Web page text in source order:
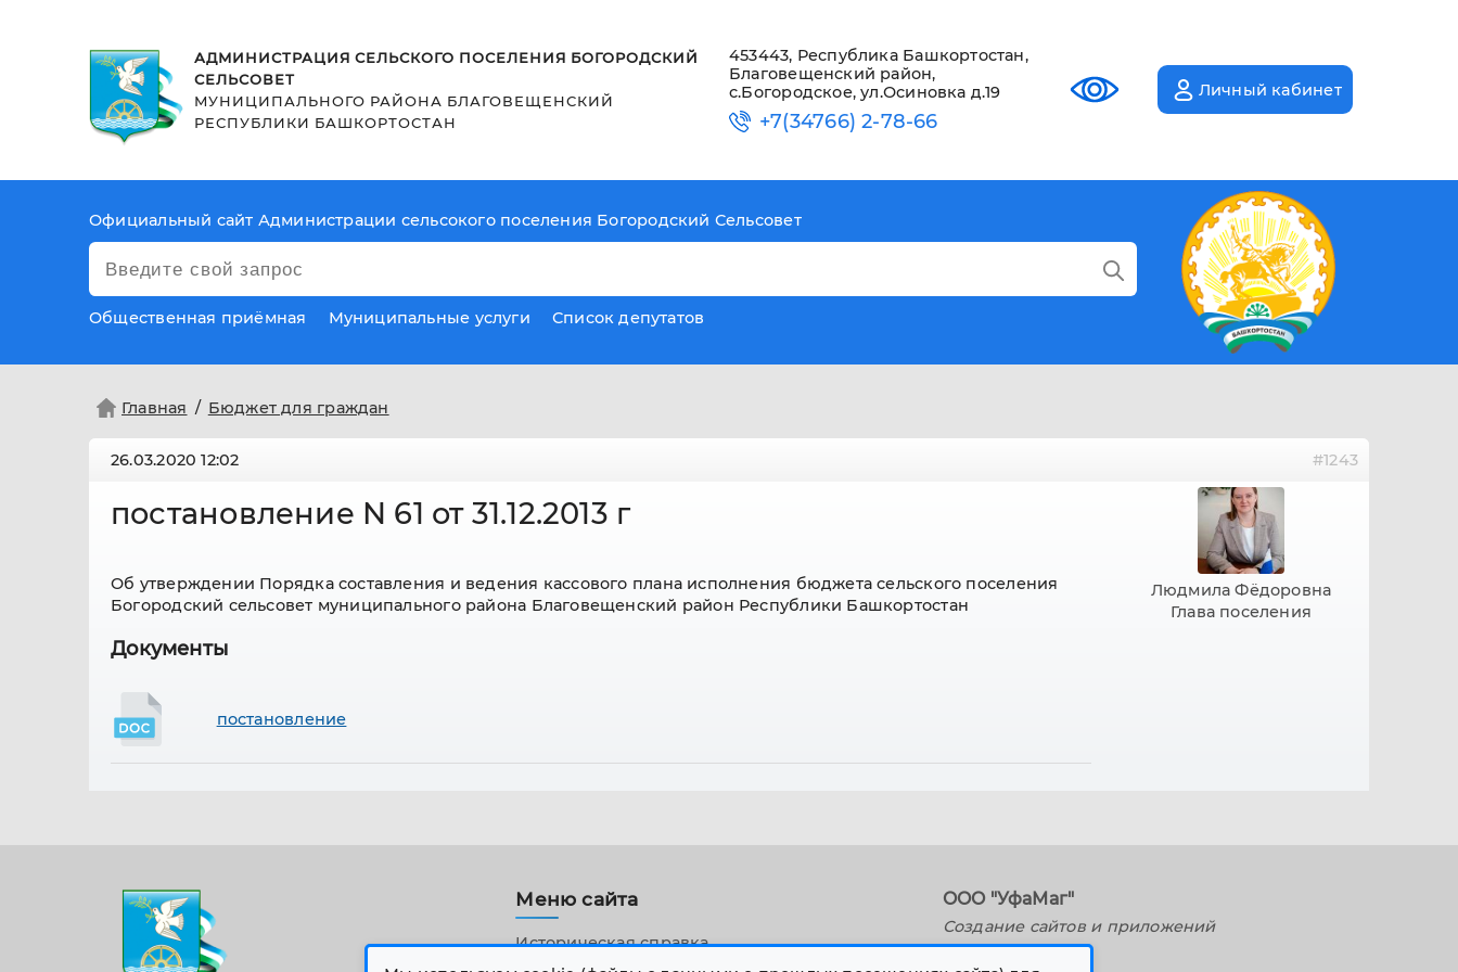
АДМИНИСТРАЦИЯ СЕЛЬСКОГО ПОСЕЛЕНИЯ БОГОРОДСКИЙ
СЕЛЬСОВЕТ
МУНИЦИПАЛЬНОГО РАЙОНА БЛАГОВЕЩЕНСКИЙ
РЕСПУБЛИКИ БАШКОРТОСТАН
453443, Республика Башкортостан,
Благовещенский район,
с.Богородское, ул.Осиновка д.19
+7(34766) 2-78-66
Личный кабинет
Официальный сайт Администрации сельсокого поселения Богородский Сельсовет
Общественная приёмная Муниципальные услуги Список депутатов
Главная Бюджет для граждан
26.03.202012:02 #1243
постановление N 61 от 31.12.2013 г
Об утверждении Порядка составления и ведения кассового плана исполнения бюджета сельского поселения
Богородский сельсовет муниципального района Благовещенский район Республики Башкортостан
Документы
постановление
Людмила Фёдоровна
Глава поселения
Меню сайта
Историческая справка
ООО "УфаМаг"
Создание сайтов и приложений